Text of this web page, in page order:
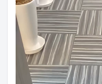
ー
ヤ
ー